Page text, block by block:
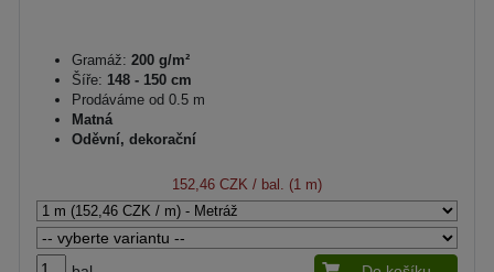
Gramáž: 200 g/m²
Šíře: 148 - 150 cm
Prodáváme od 0.5 m
Matná
Oděvní, dekorační
152,46 CZK / bal. (1 m)